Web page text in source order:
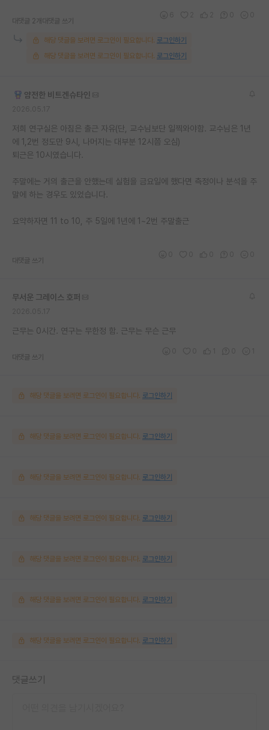
대댓글 2개 대댓글 쓰기
해당 댓글을 보려면 로그인이 필요합니다. 로그인하기
해당 댓글을 보려면 로그인이 필요합니다. 로그인하기
얌전한 비트겐슈타인
저희 연구실은 아침은 출근 자유(단, 교수님보단 일찍와야함. 교수님은 1년
에 1,2번 정도만 9시, 나머지는 대부분 12시쯤 오심)
퇴근은 10시였습니다.
주말에는 거의 출근을 안했는데 실험을 금요일에 했다면 측정이나 분석을 주
말에 하는 경우도 있었습니다.
요약하자면 11 to 10, 주 5일에 1년에 1~2번 주말출근
대댓글 쓰기
무서운 그레이스 호퍼
근무는 0시간. 연구는 무한정 함. 근무는 무슨 근무
대댓글 쓰기
해당 댓글을 보려면 로그인이 필요합니다. 로그인하기
해당 댓글을 보려면 로그인이 필요합니다. 로그인하기
해당 댓글을 보려면 로그인이 필요합니다. 로그인하기
해당 댓글을 보려면 로그인이 필요합니다. 로그인하기
해당 댓글을 보려면 로그인이 필요합니다. 로그인하기
해당 댓글을 보려면 로그인이 필요합니다. 로그인하기
해당 댓글을 보려면 로그인이 필요합니다. 로그인하기
댓글쓰기